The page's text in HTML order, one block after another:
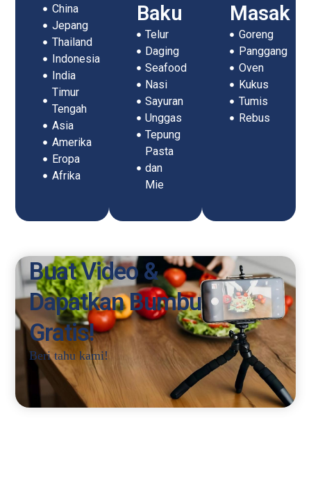
China
Jepang
Thailand
Indonesia
India
Timur
Tengah
Asia
Amerika
Eropa
Afrika
Baku
Telur
Daging
Seafood
Nasi
Sayuran
Unggas
Tepung
Pasta
dan
Mie
Masak
Goreng
Panggang
Oven
Kukus
Tumis
Rebus
Buat Video &
Dapatkan Bumbu
Gratis!
Beri tahu kami!